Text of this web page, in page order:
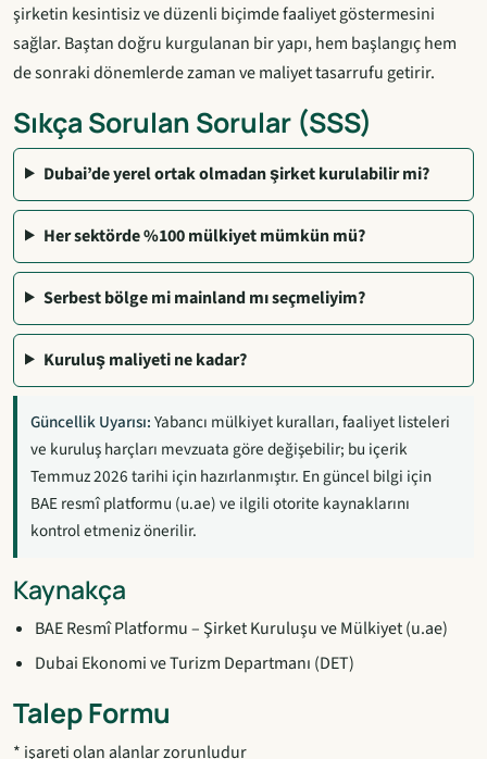
şirketin kesintisiz ve düzenli biçimde faaliyet göstermesini
sağlar. Baştan doğru kurgulanan bir yapı, hem başlangıç hem
de sonraki dönemlerde zaman ve maliyet tasarrufu getirir.
Sıkça Sorulan Sorular (SSS)
Dubai’de yerel ortak olmadan şirket kurulabilir mi?
Her sektörde %100 mülkiyet mümkün mü?
Serbest bölge mi mainland mı seçmeliyim?
Kuruluş maliyeti ne kadar?
Güncellik Uyarısı:Yabancı mülkiyet kuralları, faaliyet listeleri
ve kuruluş harçları mevzuata göre değişebilir; bu içerik
Temmuz 2026 tarihi için hazırlanmıştır. En güncel bilgi için
BAE resmî platformu (u.ae) ve ilgili otorite kaynaklarını
kontrol etmeniz önerilir.
Kaynakça
BAE Resmî Platformu – Şirket Kuruluşu ve Mülkiyet (u.ae)
Dubai Ekonomi ve Turizm Departmanı (DET)
Talep Formu
* işareti olan alanlar zorunludur